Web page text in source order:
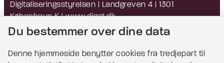
Digitaliseringsstyrelsen | Landgreven 4 | 1301
København K |www.digst.dk
EAN: 5798009814203 | CVR: 34051178
Du bestemmer over dine data
Denne hjemmeside benytter cookies fra tredjepart til